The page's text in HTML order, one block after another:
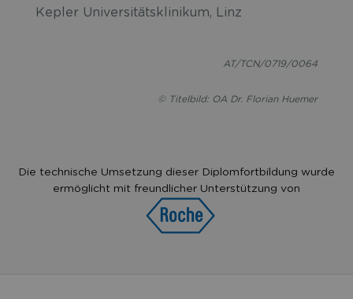
Kepler Universitätsklinikum, Linz
AT/TCN/0719/0064
© Titelbild: OA Dr. Florian Huemer
Die technische Umsetzung dieser Diplomfortbildung wurde
ermöglicht mit freundlicher Unterstützung von